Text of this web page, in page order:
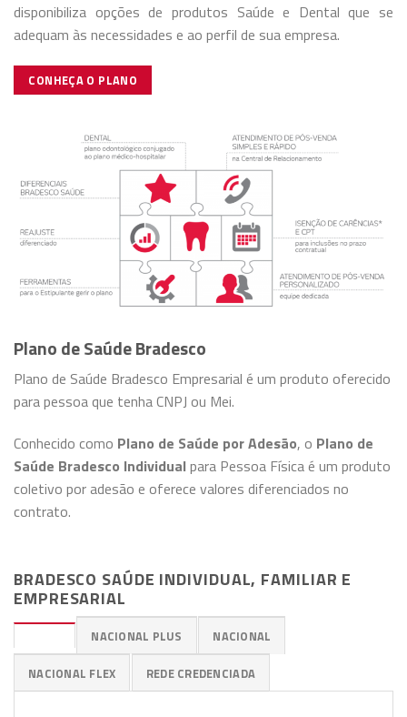
disponibiliza opções de produtos Saúde e Dental que se
adequam às necessidades e ao perfil de sua empresa.
CONHEÇA O PLANO
Plano de Saúde Bradesco
Plano de Saúde Bradesco Empresarial é um produto oferecido
para pessoa que tenha CNPJ ou Mei.
Conhecido como Plano de Saúde por Adesão, o Plano de
Saúde Bradesco Individualpara Pessoa Física é um produto
coletivo por adesão e oferece valores diferenciados no
contrato.
BRADESCO SAÚDE INDIVIDUAL, FAMILIAR E
EMPRESARIAL
NACIONAL PLUS NACIONAL
NACIONAL FLEX REDE CREDENCIADA